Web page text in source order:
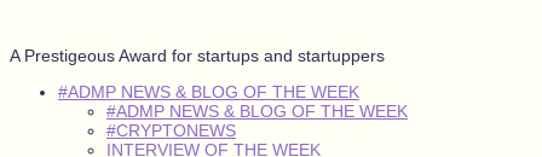
A Prestigeous Award for startups and startuppers
#ADMP NEWS & BLOG OF THE WEEK
#ADMP NEWS & BLOG OF THE WEEK
#CRYPTONEWS
INTERVIEW OF THE WEEK